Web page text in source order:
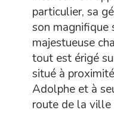
particulier, sa
son magnifique
majestueuse
tout est érigé
situé à
Adolphe et à
route de la